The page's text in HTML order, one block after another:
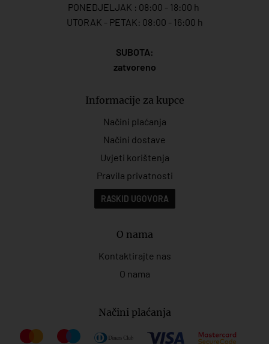
PONEDJELJAK : 08:00 - 18:00 h
UTORAK - PETAK: 08:00 - 16:00 h
SUBOTA:
zatvoreno
Informacije za kupce
Načini plaćanja
Načini dostave
Uvjeti korištenja
Pravila privatnosti
RASKID UGOVORA
O nama
Kontaktirajte nas
O nama
Načini plaćanja